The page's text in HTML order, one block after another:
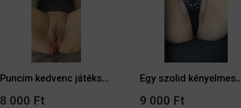
Puncim kedvenc játékszere
8 000 Ft
Egy szolid kényelmes..
9 000 Ft